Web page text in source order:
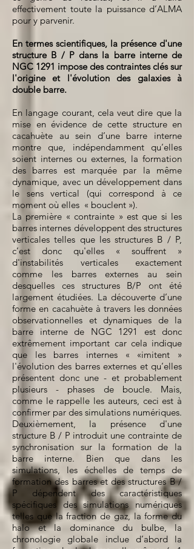
effectivement toute la puissance d’ALMA
pour y parvenir.
En termes scientifiques, la présence d'une
structure B / P dans la barre interne de
NGC 1291 impose des contraintes clés sur
l'origine et l'évolution des galaxies à
double barre.
En langage courant, cela veut dire que la
mise en évidence de cette structure en
cacahuète au sein d’une barre interne
montre que, indépendamment qu’elles
soient internes ou externes, la formation
des barres est marquée par la même
dynamique, avec un développement dans
le sens vertical (qui correspond à ce
moment où elles « bouclent »).
La première « contrainte » est que si les
barres internes développent des structures
verticales telles que les structures B / P,
c’est donc qu'elles « souffrent »
d'instabilités verticales exactement
comme les barres externes au sein
desquelles ces structures B/P ont été
largement étudiées. La découverte d’une
forme en cacahuète à travers les données
observationnelles et dynamiques de la
barre interne de NGC 1291 est donc
extrêmement important car cela indique
que les barres internes « «imitent »
l'évolution des barres externes et qu’elles
présentent donc une - et probablement
plusieurs - phases de boucle. Mais,
comme le rappelle les auteurs, ceci est à
confirmer par des simulations numériques.
Deuxièmement, la présence d'une
structure B / P introduit une contrainte de
synchronisation sur la formation de la
barre interne. Bien que dans les
simulations, les échelles de temps de
formation des barres et des structures B /
P dépendent des caractéristiques
spécifiques des simulations numériques
telles que la fraction de gaz, la forme du
halo et la dominance du bulbe, la
chronologie globale inclue d’abord la